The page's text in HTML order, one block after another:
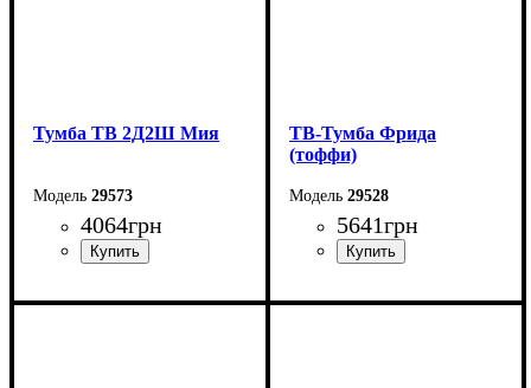
Тумба ТВ 2Д2Ш Мия
29573
4064грн
Ширина: 165,6 см
ТВ-Тумба Фрида
(тоффи)
29528
5641грн
Ширина: 230 см